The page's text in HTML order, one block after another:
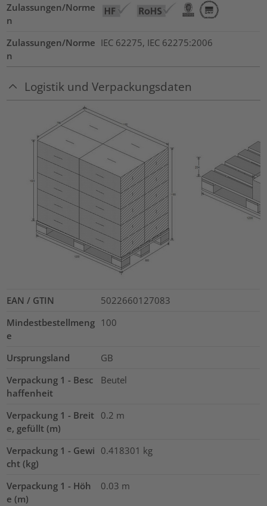
Zulassungen/Norme
n
Zulassungen/Norme
n
IEC 62275, IEC 62275:2006
Logistik und Verpackungsdaten
EAN / GTIN
5022660127083
Mindestbestellmeng
e
100
Ursprungsland
GB
Verpackung 1 - Besc
haffenheit
Beutel
Verpackung 1 - Breit
e, gefüllt (m)
0.2 m
Verpackung 1 - Gewi
cht (kg)
0.418301 kg
Verpackung 1 - Höh
e (m)
0.03 m